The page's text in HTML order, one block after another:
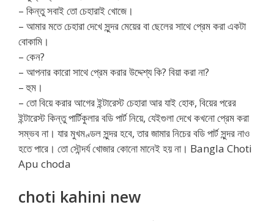
– কিন্তু সবাই তো চেহারাই খোজে।
– আমার মতে চেহারা দেখে সুন্দর মেয়ের বা ছেলের সাথে প্রেম করা একটা
বোকামি।
– কেন?
– আপনার কারো সাথে প্রেম করার উদ্দেশ্য কি? বিয়া করা না?
– হুম।
– তো বিয়ে করার আগের ইন্টারেস্ট চেহারা আর যাই হোক, বিয়ের পরের
ইন্টারেস্ট কিন্তু পার্টিকুলার বডি পার্ট নিয়ে, যেইগুলা দেখে কখনো প্রেম করা
সম্ভব না। যার মুখমণ্ডল সুন্দর হবে, তার জামার নিচের বডি পার্ট সুন্দর নাও
হতে পারে। তো সৌন্দর্য খোজার কোনো মানেই হয় না। Bangla Choti
Apu choda
choti kahini new